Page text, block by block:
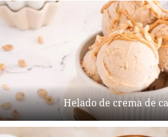
Helado de crema de